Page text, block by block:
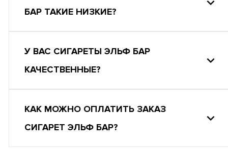
БАР ТАКИЕ НИЗКИЕ?
У ВАС СИГАРЕТЫ ЭЛЬФ БАР
КАЧЕСТВЕННЫЕ?
КАК МОЖНО ОПЛАТИТЬ ЗАКАЗ
СИГАРЕТ ЭЛЬФ БАР?